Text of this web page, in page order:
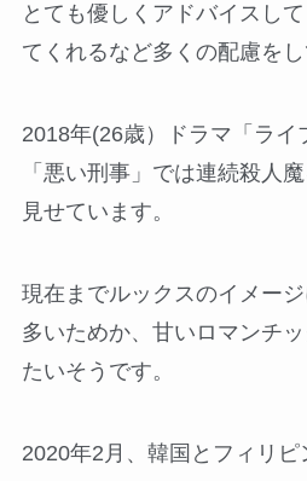
とても優しくアドバイスし
てくれるなど多くの配慮をし
2018年(26歳）ドラマ「ライ
「悪い刑事」では連続殺人
見せています。
現在までルックスのイメー
多いためか、甘いロマンチ
たいそうです。
2020年2月、韓国とフィリ